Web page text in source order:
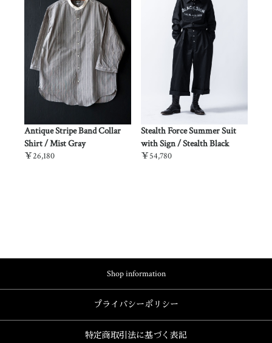
Antique Stripe Band Collar
Shirt / Mist Gray
￥26,180
Stealth Force Summer Suit
with Sign / Stealth Black
￥54,780
Shop information
プライバシーポリシー
特定商取引法に基づく表記